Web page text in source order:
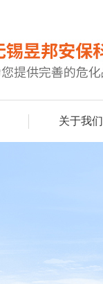
关于我们